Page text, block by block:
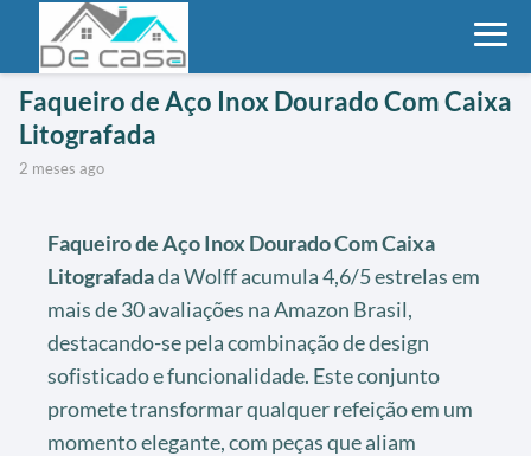
Faqueiro de Aço Inox Dourado Com Caixa
Litografada
2 meses ago
Faqueiro de Aço Inox Dourado Com Caixa
Litografadada Wolff acumula 4,6/5 estrelas em
mais de 30 avaliações na Amazon Brasil,
destacando-se pela combinação de design
sofisticado e funcionalidade. Este conjunto
promete transformar qualquer refeição em um
momento elegante, com peças que aliam